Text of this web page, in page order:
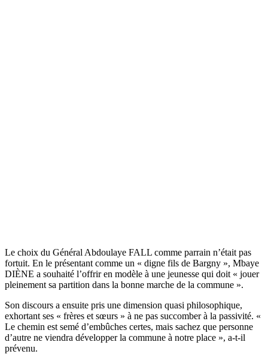
Le choix du Général Abdoulaye FALL comme parrain n’était pas
fortuit. En le présentant comme un « digne fils de Bargny », Mbaye
DIÈNE a souhaité l’offrir en modèle à une jeunesse qui doit « jouer
pleinement sa partition dans la bonne marche de la commune ».
Son discours a ensuite pris une dimension quasi philosophique,
exhortant ses « frères et sœurs » à ne pas succomber à la passivité. «
Le chemin est semé d’embûches certes, mais sachez que personne
d’autre ne viendra développer la commune à notre place », a-t-il
prévenu.